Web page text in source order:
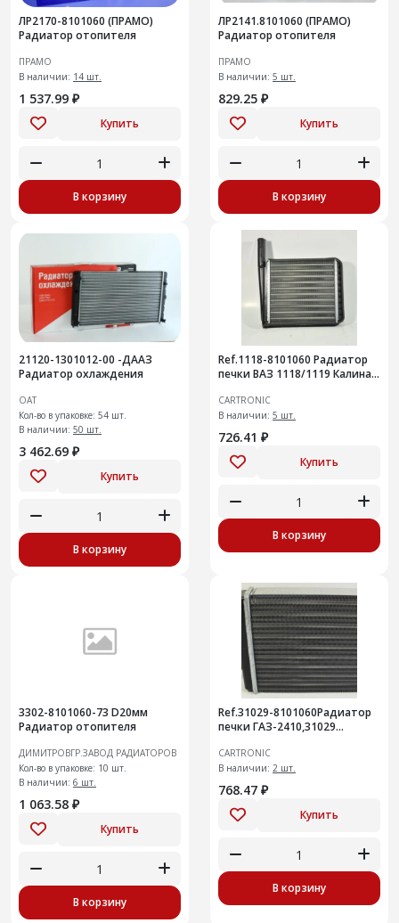
ЛР2170-8101060 (ПРАМО)
Радиатор отопителя
ПРАМО
В наличии: 14 шт.
1 537.99 ₽
Купить
В корзину
ЛР2141.8101060 (ПРАМО)
Радиатор отопителя
ПРАМО
В наличии: 5 шт.
829.25 ₽
Купить
В корзину
21120-1301012-00 -ДААЗ
Радиатор охлаждения
ОАТ
Кол-во в упаковке: 54 шт.
В наличии: 50 шт.
3 462.69 ₽
Купить
В корзину
Ref.1118-8101060 Радиатор
печки ВАЗ 1118/1119 Калина,
/11180810106000
CARTRONIC
В наличии: 5 шт.
726.41 ₽
Купить
В корзину
3302-8101060-73 D20мм
Радиатор отопителя
ДИМИТРОВГР.ЗАВОД РАДИАТОРОВ
Кол-во в упаковке: 10 шт.
В наличии: 6 шт.
1 063.58 ₽
Купить
В корзину
Ref.31029-8101060Радиатор
печки ГАЗ-2410,31029
31029.8101.000-02/
АР.3102.810
CARTRONIC
В наличии: 2 шт.
768.47 ₽
Купить
В корзину